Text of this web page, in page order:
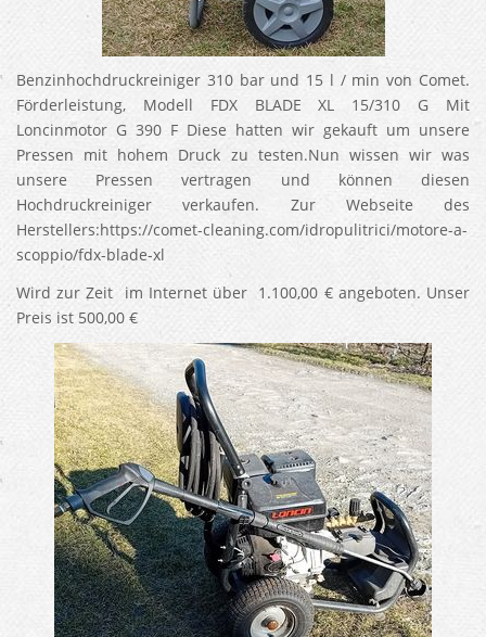
Benzinhochdruckreiniger 310 bar und 15 l / min von Comet.
Förderleistung, Modell FDX BLADE XL 15/310 G Mit
Loncinmotor G 390 F Diese hatten wir gekauft um unsere
Pressen mit hohem Druck zu testen.Nun wissen wir was
unsere Pressen vertragen und können diesen
Hochdruckreiniger verkaufen. Zur Webseite des
Herstellers:https://comet-cleaning.com/idropulitrici/motore-a-
scoppio/fdx-blade-xl
Wird zur Zeit im Internet über 1.100,00 € angeboten. Unser
Preis ist 500,00 €